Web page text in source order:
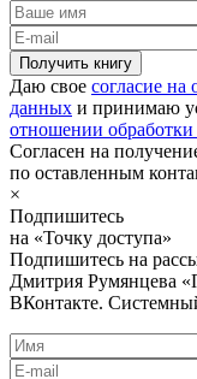
Получить книгу
Даю свое согласие на
данных и принимаю
отношении
Согласен на
по оставленным
×
Подпишитесь
на «Точку доступа»
Подпишитесь на
Дмитрия Румянцева
ВКонтакте.